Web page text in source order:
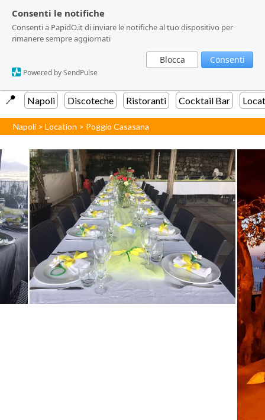
Consenti le notifiche
Consenti a PapidO.it di inviare le notifiche al tuo dispositivo per
rimanere sempre aggiornati
Blocca Consenti
Powered by SendPulse
Consenti le notifiche
Consenti a PapidO.it di inviare le notifiche al tuo dispositivo per
rimanere sempre aggiornati
Blocca Consenti
Powered by SendPulse
📍️ Napoli Discoteche Ristoranti Cocktail Bar
Napoli >Location > Poggio Casasana